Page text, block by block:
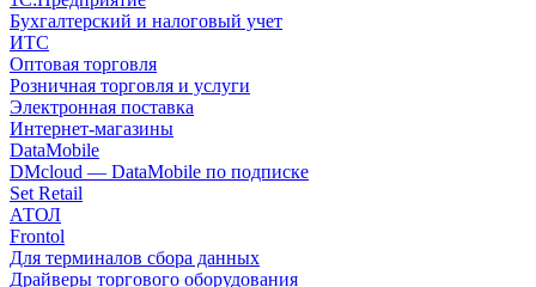
Бухгалтерский и налоговый учет
ИТС
Оптовая торговля
Розничная торговля и услуги
Электронная поставка
Интернет-магазины
DataMobile
DMcloud — DataMobile по подписке
Set Retail
АТОЛ
Frontol
Для терминалов сбора данных
Драйверы торгового оборудования